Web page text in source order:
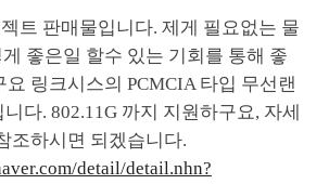
트 판매물입니다. 제게 필요없는 물
좋은일 할수 있는 기회를 통해 좋
링크시스의 PCMCIA 타입 무선랜
니다. 802.11G 까지 지원하구요, 자세
조하시면 되겠습니다.
detail/detail.nhn?